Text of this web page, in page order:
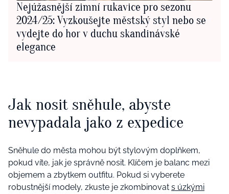
Nejúžasnější zimní rukavice pro sezonu
2024/25: Vyzkoušejte městský styl nebo se
vydejte do hor v duchu skandinávské
elegance
Jak nosit sněhule, abyste
nevypadala jako z expedice
Sněhule do města mohou být stylovým doplňkem,
pokud víte, jak je správně nosit. Klíčem je balanc mezi
objemem a zbytkem outfitu. Pokud si vyberete
robustnější modely, zkuste je zkombinovat s úzkými